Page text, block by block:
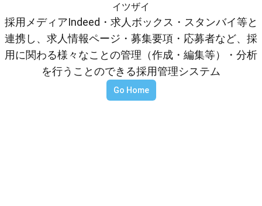
イツザイ
採用メディアIndeed・求人ボックス・スタンバイ等と
連携し、求人情報ページ・募集要項・応募者など、採
用に関わる様々なことの管理（作成・編集等）・分析
を行うことのできる採用管理システム
Go Home